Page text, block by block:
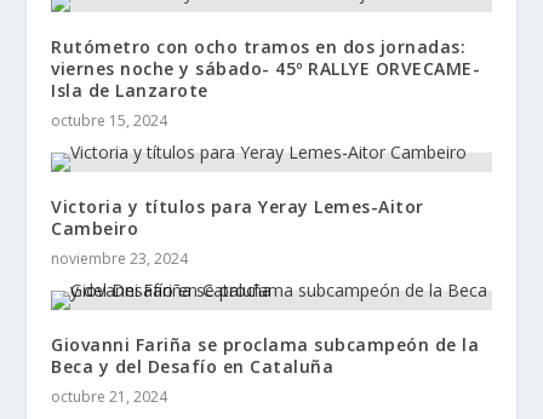
Rutómetro con ocho tramos en dos jornadas:
viernes noche y sábado- 45º RALLYE ORVECAME-
Isla de Lanzarote
octubre 15, 2024
Victoria y títulos para Yeray Lemes-Aitor
Cambeiro
noviembre 23, 2024
Giovanni Fariña se proclama subcampeón de la
Beca y del Desafío en Cataluña
octubre 21, 2024